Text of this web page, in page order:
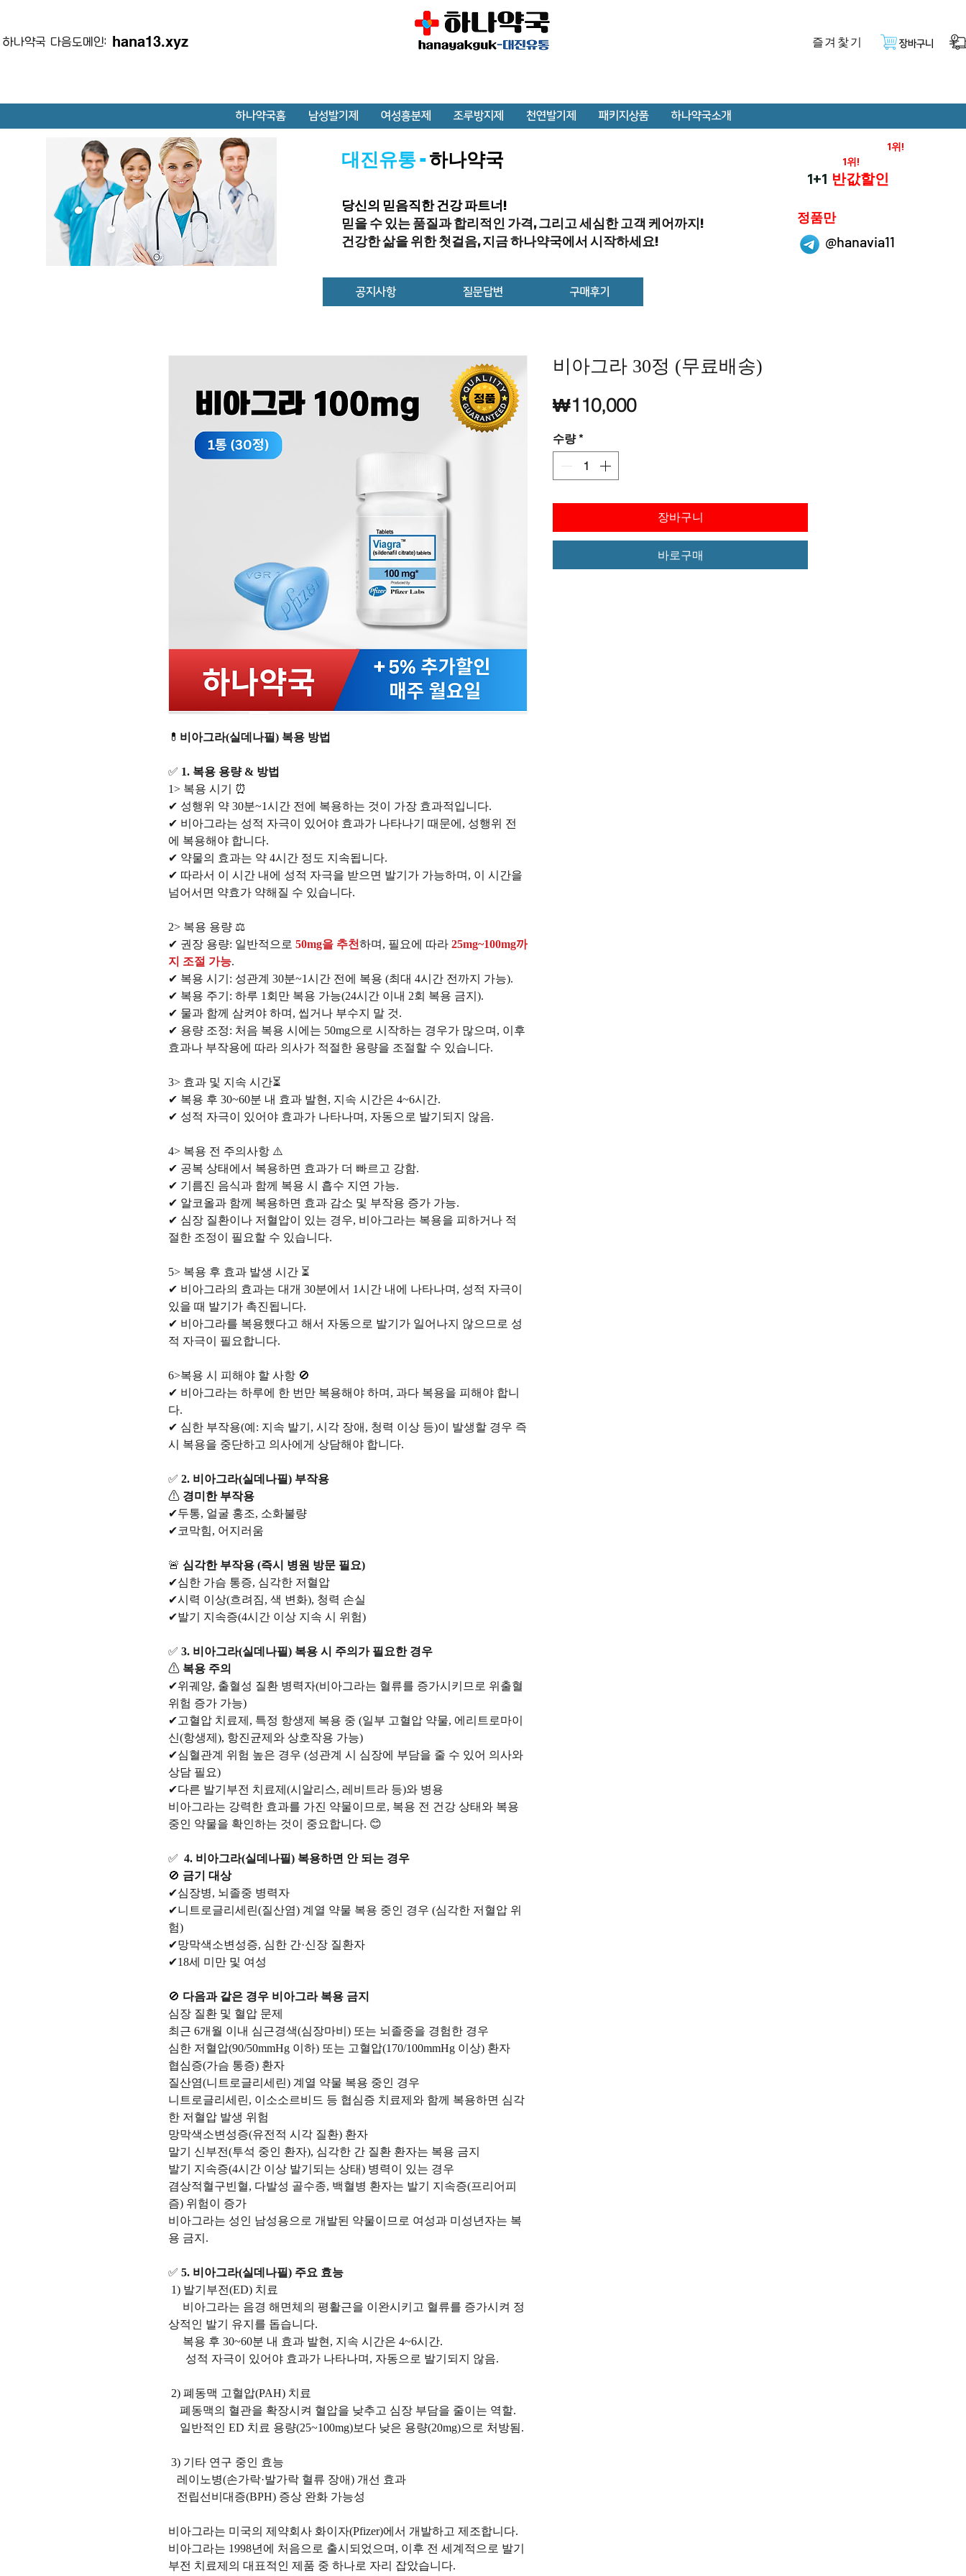
하나약국 다음도메인: hana13.xyz 즐겨찿기 장바구니
하나약국홈 남성발기제 여성흥분제 조루방지제 천연발기제 패키지상품 하나약국소개
대진유통 -하나약국
당신의 믿음직한 건강 파트너!
믿을 수 있는 품질과 합리적인 가격, 그리고 세심한 고객 케어까지!
건강한 삶을 위한 첫걸음, 지금 하나약국에서 시작하세요!
@hanavia11
1위!
1위!
1+1 반값할인
정품만
공지사항 질문답변 구매후기
💊 비아그라(실데나필) 복용 방법
✅ 1. 복용 용량 & 방법
1> 복용 시기 ⏰
✔ 성행위 약 30분~1시간 전에 복용하는 것이 가장 효과적입니다.
✔ 비아그라는 성적 자극이 있어야 효과가 나타나기 때문에, 성행위 전
에 복용해야 합니다.
✔ 약물의 효과는 약 4시간 정도 지속됩니다.
✔ 따라서 이 시간 내에 성적 자극을 받으면 발기가 가능하며, 이 시간을
넘어서면 약효가 약해질 수 있습니다.
2> 복용 용량 ⚖️
✔ 권장 용량: 일반적으로 50mg을 추천하며, 필요에 따라 25mg~100mg까
지 조절 가능.
✔ 복용 시기: 성관계 30분~1시간 전에 복용 (최대 4시간 전까지 가능).
✔ 복용 주기: 하루 1회만 복용 가능(24시간 이내 2회 복용 금지).
✔ 물과 함께 삼켜야 하며, 씹거나 부수지 말 것.
✔ 용량 조정: 처음 복용 시에는 50mg으로 시작하는 경우가 많으며, 이후
효과나 부작용에 따라 의사가 적절한 용량을 조절할 수 있습니다.
3> 효과 및 지속 시간⏳
✔ 복용 후 30~60분 내 효과 발현, 지속 시간은 4~6시간.
✔ 성적 자극이 있어야 효과가 나타나며, 자동으로 발기되지 않음.
4> 복용 전 주의사항 ⚠️
✔ 공복 상태에서 복용하면 효과가 더 빠르고 강함.
✔ 기름진 음식과 함께 복용 시 흡수 지연 가능.
✔ 알코올과 함께 복용하면 효과 감소 및 부작용 증가 가능.
✔ 심장 질환이나 저혈압이 있는 경우, 비아그라는 복용을 피하거나 적
절한 조정이 필요할 수 있습니다.
5> 복용 후 효과 발생 시간 ⏳
✔ 비아그라의 효과는 대개 30분에서 1시간 내에 나타나며, 성적 자극이
있을 때 발기가 촉진됩니다.
✔ 비아그라를 복용했다고 해서 자동으로 발기가 일어나지 않으므로 성
적 자극이 필요합니다.
6>복용 시 피해야 할 사항 🚫
✔ 비아그라는 하루에 한 번만 복용해야 하며, 과다 복용을 피해야 합니
다.
✔ 심한 부작용(예: 지속 발기, 시각 장애, 청력 이상 등)이 발생할 경우 즉
시 복용을 중단하고 의사에게 상담해야 합니다.
✅ 2. 비아그라(실데나필) 부작용
⚠ 경미한 부작용
✔두통, 얼굴 홍조, 소화불량
✔코막힘, 어지러움
🚨 심각한 부작용 (즉시 병원 방문 필요)
✔심한 가슴 통증, 심각한 저혈압
✔시력 이상(흐려짐, 색 변화), 청력 손실
✔발기 지속증(4시간 이상 지속 시 위험)
✅ 3. 비아그라(실데나필) 복용 시 주의가 필요한 경우
⚠ 복용 주의
✔위궤양, 출혈성 질환 병력자(비아그라는 혈류를 증가시키므로 위출혈
위험 증가 가능)
✔고혈압 치료제, 특정 항생제 복용 중 (일부 고혈압 약물, 에리트로마이
신(항생제), 항진균제와 상호작용 가능)
✔심혈관계 위험 높은 경우 (성관계 시 심장에 부담을 줄 수 있어 의사와
상담 필요)
✔다른 발기부전 치료제(시알리스, 레비트라 등)와 병용
비아그라는 강력한 효과를 가진 약물이므로, 복용 전 건강 상태와 복용
중인 약물을 확인하는 것이 중요합니다. 😊
✅ 4. 비아그라(실데나필) 복용하면 안 되는 경우
🚫 금기 대상
✔심장병, 뇌졸중 병력자
✔니트로글리세린(질산염) 계열 약물 복용 중인 경우 (심각한 저혈압 위
험)
✔망막색소변성증, 심한 간·신장 질환자
✔18세 미만 및 여성
🚫 다음과 같은 경우 비아그라 복용 금지
심장 질환 및 혈압 문제
최근 6개월 이내 심근경색(심장마비) 또는 뇌졸중을 경험한 경우
심한 저혈압(90/50mmHg 이하) 또는 고혈압(170/100mmHg 이상) 환자
협심증(가슴 통증) 환자
질산염(니트로글리세린) 계열 약물 복용 중인 경우
니트로글리세린, 이소소르비드 등 협심증 치료제와 함께 복용하면 심각
한 저혈압 발생 위험
망막색소변성증(유전적 시각 질환) 환자
말기 신부전(투석 중인 환자), 심각한 간 질환 환자는 복용 금지
발기 지속증(4시간 이상 발기되는 상태) 병력이 있는 경우
겸상적혈구빈혈, 다발성 골수종, 백혈병 환자는 발기 지속증(프리어피
즘) 위험이 증가
비아그라는 성인 남성용으로 개발된 약물이므로 여성과 미성년자는 복
용 금지.
✅ 5. 비아그라(실데나필) 주요 효능
1) 발기부전(ED) 치료
비아그라는 음경 해면체의 평활근을 이완시키고 혈류를 증가시켜 정
상적인 발기 유지를 돕습니다.
복용 후 30~60분 내 효과 발현, 지속 시간은 4~6시간.
성적 자극이 있어야 효과가 나타나며, 자동으로 발기되지 않음.
2) 폐동맥 고혈압(PAH) 치료
폐동맥의 혈관을 확장시켜 혈압을 낮추고 심장 부담을 줄이는 역할.
일반적인 ED 치료 용량(25~100mg)보다 낮은 용량(20mg)으로 처방됨.
3) 기타 연구 중인 효능
레이노병(손가락·발가락 혈류 장애) 개선 효과
전립선비대증(BPH) 증상 완화 가능성
비아그라는 미국의 제약회사 화이자(Pfizer)에서 개발하고 제조합니다.
비아그라는 1998년에 처음으로 출시되었으며, 이후 전 세계적으로 발기
부전 치료제의 대표적인 제품 중 하나로 자리 잡았습니다.
비아그라 30정 (무료배송)
₩110,000가격
수량 *
장바구니
바로구매